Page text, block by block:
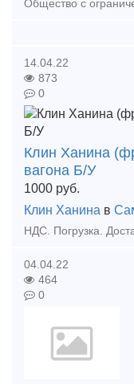
14.04.22
873
0
Клин Ханина
вагона Б/У
1000 руб.
Клин Ханина в
04.04.22
464
0